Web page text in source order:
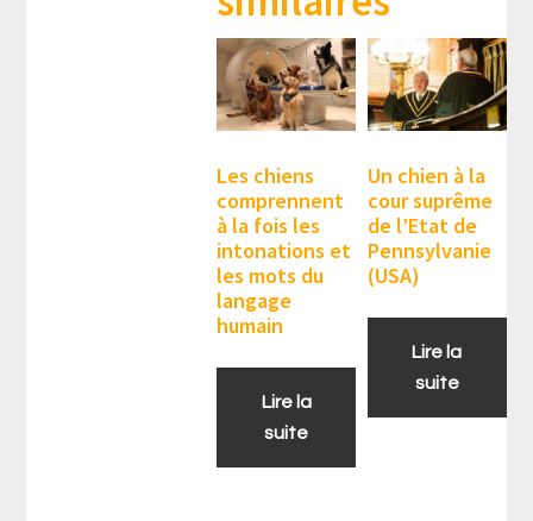
Les chiens
comprennent
à la fois les
intonations et
les mots du
langage
humain
Lire la
suite
Un chien à la
cour suprême
de l’Etat de
Pennsylvanie
(USA)
Lire la
suite